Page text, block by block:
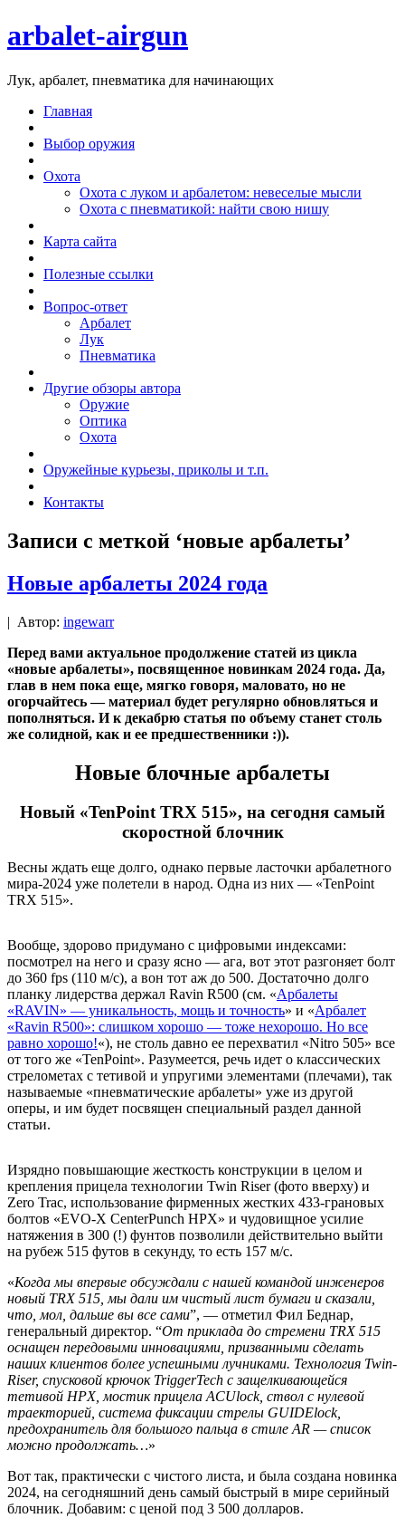
arbalet-airgun
Лук, арбалет, пневматика для начинающих
Главная
Выбор оружия
Охота
Охота с луком и арбалетом: невеселые мысли
Охота с пневматикой: найти свою нишу
Карта сайта
Полезные ссылки
Вопрос-ответ
Арбалет
Лук
Пневматика
Другие обзоры автора
Оружие
Оптика
Охота
Оружейные курьезы, приколы и т.п.
Контакты
Записи с меткой ‘новые арбалеты’
Новые арбалеты 2024 года
| Автор: ingewarr
Перед вами актуальное продолжение статей из цикла
«новые арбалеты», посвященное новинкам 2024 года. Да,
глав в нем пока еще, мягко говоря, маловато, но не
огорчайтесь — материал будет регулярно обновляться и
пополняться. И к декабрю статья по объему станет столь
же солидной, как и ее предшественники :)).
Новые блочные арбалеты
Новый «TenPoint TRX 515», на сегодня самый
скоростной блочник
Весны ждать еще долго, однако первые ласточки арбалетного
мира-2024 уже полетели в народ. Одна из них — «TenPoint
TRX 515».
Вообще, здорово придумано с цифровыми индексами:
посмотрел на него и сразу ясно — ага, вот этот разгоняет болт
до 360 fps (110 м/с), а вон тот аж до 500. Достаточно долго
планку лидерства держал Ravin R500 (см. «Арбалеты
«RAVIN» — уникальность, мощь и точность» и «Арбалет
«Ravin R500»: слишком хорошо — тоже нехорошо. Но все
равно хорошо!«), не столь давно ее перехватил «Nitro 505» все
от того же «TenPoint». Разумеется, речь идет о классических
стрелометах с тетивой и упругими элементами (плечами), так
называемые «пневматические арбалеты» уже из другой
оперы, и им будет посвящен специальный раздел данной
статьи.
Изрядно повышающие жесткость конструкции в целом и
крепления прицела технологии Twin Riser (фото вверху) и
Zero Trac, использование фирменных жестких 433-грановых
болтов «EVO-X CenterPunch HPX» и чудовищное усилие
натяжения в 300 (!) фунтов позволили действительно выйти
на рубеж 515 футов в секунду, то есть 157 м/с.
«Когда мы впервые обсуждали с нашей командой инженеров
новый TRX 515, мы дали им чистый лист бумаги и сказали,
что, мол, дальше вы все сами”, — отметил Фил Беднар,
генеральный директор. “От приклада до стремени TRX 515
оснащен передовыми инновациями, призванными сделать
наших клиентов более успешными лучниками. Технология Twin-
Riser, спусковой крючок TriggerTech с защелкивающейся
тетивой HPX, мостик прицела ACUlock, ствол с нулевой
траекторией, система фиксации стрелы GUIDElock,
предохранитель для большого пальца в стиле AR — список
можно продолжать…»
Вот так, практически с чистого листа, и была создана новинка
2024, на сегодняшний день самый быстрый в мире серийный
блочник. Добавим: с ценой под 3 500 долларов.